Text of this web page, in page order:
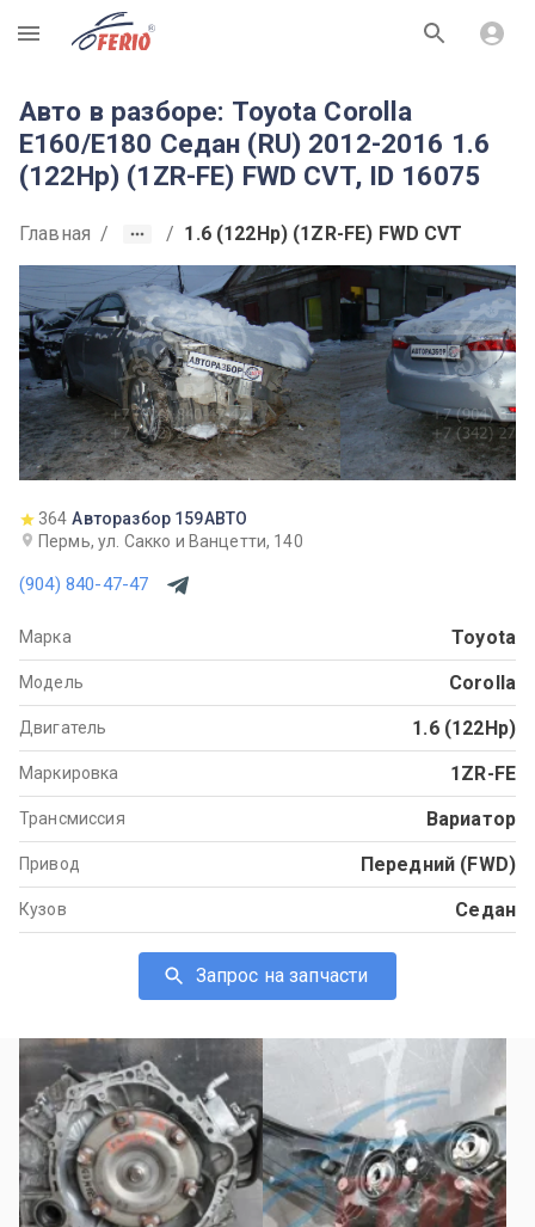
R
Авто в разборе: Toyota Corolla
E160/E180 Седан (RU) 2012-2016 1.6
(122Hp) (1ZR-FE) FWD CVT, ID 16075
Главная / / 1.6 (122Hp) (1ZR-FE) FWD CVT
364 Авторазбор 159АВТО
Пермь, ул. Сакко и Ванцетти, 140
(904) 840-47-47
Марка Toyota
Модель Corolla
Двигатель 1.6 (122Hp)
Маркировка 1ZR-FE
Трансмиссия Вариатор
Привод Передний (FWD)
Кузов Седан
Запрос на запчасти